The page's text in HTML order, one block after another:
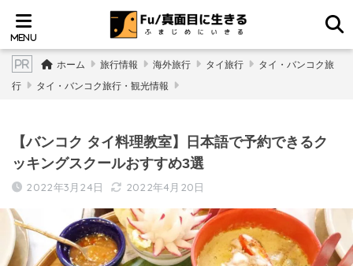
ホーム 旅行情報 海外旅行 タイ旅行 タイ・バンコク旅
行 タイ・バンコク旅行・観光情報
【バンコク タイ料理教室】日本語で予約できるク
ッキングスクールおすすめ3選
2022年3月24日 2022年4月20日